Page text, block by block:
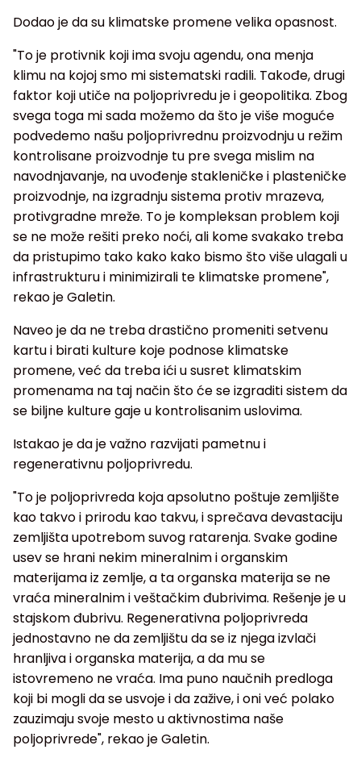
Dodao je da su klimatske promene velika opasnost.
"To je protivnik koji ima svoju agendu, ona menja
klimu na kojoj smo mi sistematski radili. Takođe, drugi
faktor koji utiče na poljoprivredu je i geopolitika. Zbog
svega toga mi sada možemo da što je više moguće
podvedemo našu poljoprivrednu proizvodnju u režim
kontrolisane proizvodnje tu pre svega mislim na
navodnjavanje, na uvođenje stakleničke i plasteničke
proizvodnje, na izgradnju sistema protiv mrazeva,
protivgradne mreže. To je kompleksan problem koji
se ne može rešiti preko noći, ali kome svakako treba
da pristupimo tako kako kako bismo što više ulagali u
infrastrukturu i minimizirali te klimatske promene",
rekao je Galetin.
Naveo je da ne treba drastično promeniti setvenu
kartu i birati kulture koje podnose klimatske
promene, već da treba ići u susret klimatskim
promenama na taj način što će se izgraditi sistem da
se biljne kulture gaje u kontrolisanim uslovima.
Istakao je da je važno razvijati pametnu i
regenerativnu poljoprivredu.
"To je poljoprivreda koja apsolutno poštuje zemljište
kao takvo i prirodu kao takvu, i sprečava devastaciju
zemljišta upotrebom suvog ratarenja. Svake godine
usev se hrani nekim mineralnim i organskim
materijama iz zemlje, a ta organska materija se ne
vraća mineralnim i veštačkim đubrivima. Rešenje je u
stajskom đubrivu. Regenerativna poljoprivreda
jednostavno ne da zemljištu da se iz njega izvlači
hranljiva i organska materija, a da mu se
istovremeno ne vraća. Ima puno naučnih predloga
koji bi mogli da se usvoje i da zažive, i oni već polako
zauzimaju svoje mesto u aktivnostima naše
poljoprivrede", rekao je Galetin.